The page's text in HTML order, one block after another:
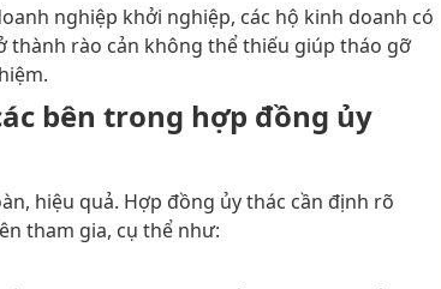
nghiệp khởi nghiệp, các hộ kinh doanh có
thành rào cản không thể thiếu giúp tháo gỡ
bên trong hợp đồng ủy
hiệu quả. Hợp đồng ủy thác cần định rõ
tham gia, cụ thể như: